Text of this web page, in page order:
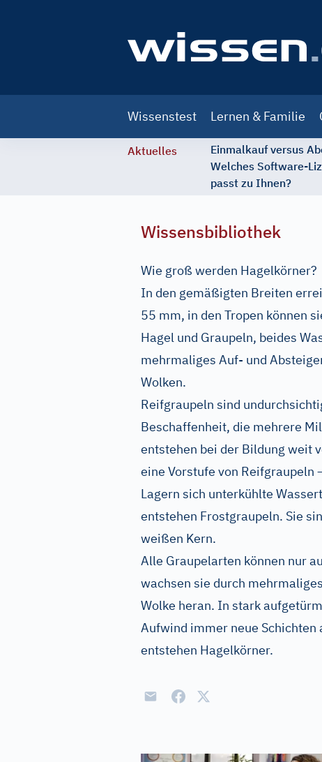
navigation
Wissenstest Lernen & Familie
Aktuelles
Einmalkauf versus
Welches Software-
passt zu Ihnen?
Wissensbibliothek
Wie groß werden Hagelkörner?
In den gemäßigten Breiten
55 mm, in den Tropen können
Hagel und Graupeln, beides
mehrmaliges Auf- und
Wolken.
Reifgraupeln sind
Beschaffenheit, die mehrere
entstehen bei der Bildung weit
eine Vorstufe von
Lagern sich unterkühlte
entstehen Frostgraupeln. Sie
weißen Kern.
Alle Graupelarten können nur
wachsen sie durch
Wolke heran. In stark
Aufwind immer neue Schichten
entstehen Hagelkörner.